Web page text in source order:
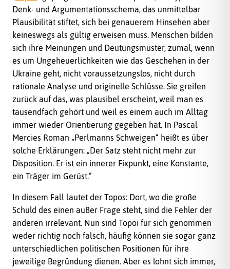
Denk- und Argumentationsschema, das unmittelbar
Plausibilität stiftet, sich bei genauerem Hinsehen aber
keineswegs als gültig erweisen muss. Menschen bilden
sich ihre Meinungen und Deutungsmuster, zumal, wenn
es um Ungeheuerlichkeiten wie das Geschehen in der
Ukraine geht, nicht voraussetzungslos, nicht durch
rationale Analyse und originelle Schlüsse. Sie greifen
zurück auf das, was plausibel erscheint, weil man es
tausendfach gehört und weil es einem auch im Alltag
immer wieder Orientierung gegeben hat. In Pascal
Mercies Roman „Perlmanns Schweigen“ heißt es über
solche Erklärungen: „Der Satz steht nicht mehr zur
Disposition. Er ist ein innerer Fixpunkt, eine Konstante,
ein Träger im Gerüst.“
In diesem Fall lautet der Topos: Dort, wo die große
Schuld des einen außer Frage steht, sind die Fehler der
anderen irrelevant. Nun sind Topoi für sich genommen
weder richtig noch falsch, häufig können sie sogar ganz
unterschiedlichen politischen Positionen für ihre
jeweilige Begründung dienen. Aber es lohnt sich immer,